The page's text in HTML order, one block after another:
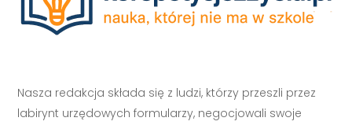
Nasza redakcja składa się z ludzi, którzy przeszli przez
labirynt urzędowych formularzy, negocjowali swoje